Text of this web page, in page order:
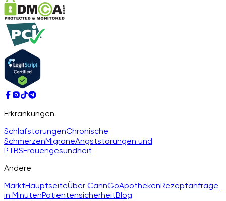
Erkrankungen
SchlafstörungenChronische
SchmerzenMigräneAngststörungen und
PTBSFrauengesundheit
Andere
MarktHauptseiteÜber CannGoApothekenRezeptanfrage
in MinutenPatientensicherheitBlog